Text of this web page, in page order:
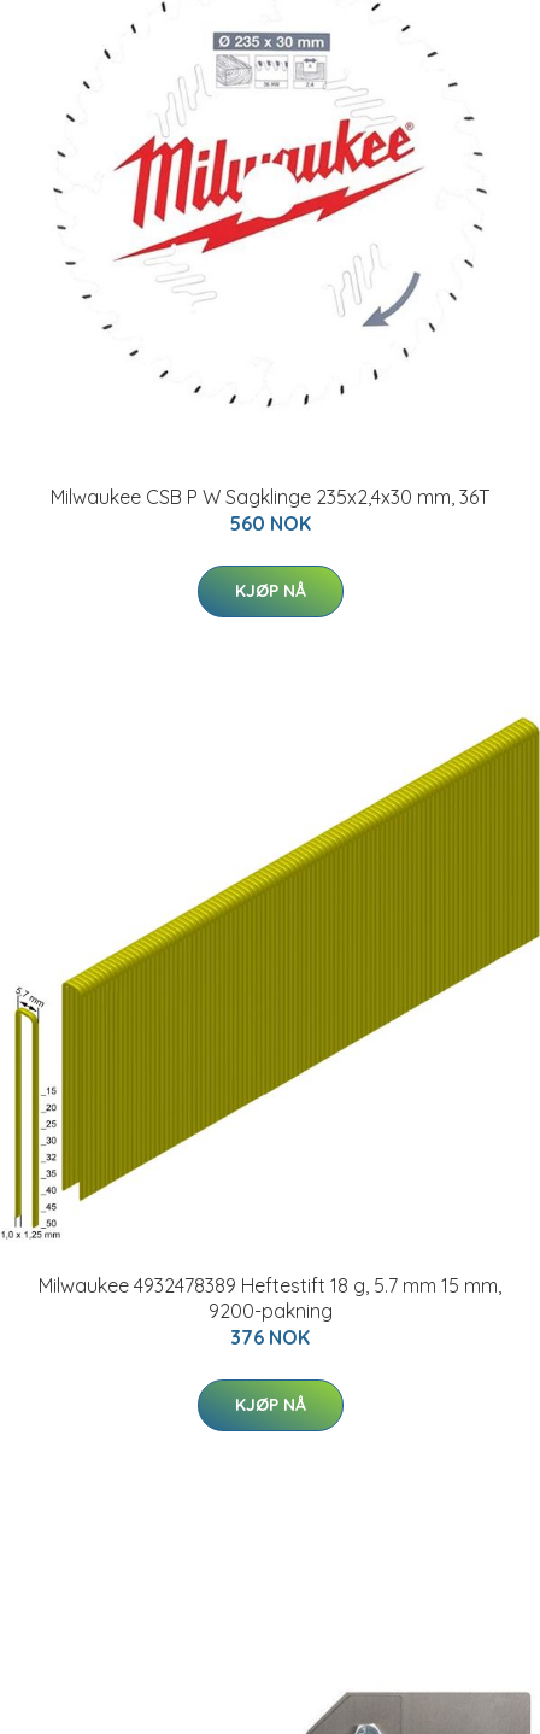
Milwaukee CSB P W Sagklinge 235x2,4x30 mm, 36T
560 NOK
KJØP NÅ
Milwaukee 4932478389 Heftestift 18 g, 5.7 mm 15 mm,
9200-pakning
376 NOK
KJØP NÅ